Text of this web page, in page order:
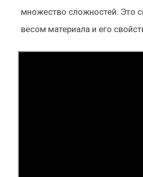
множество сложностей. Это
весом материала и его